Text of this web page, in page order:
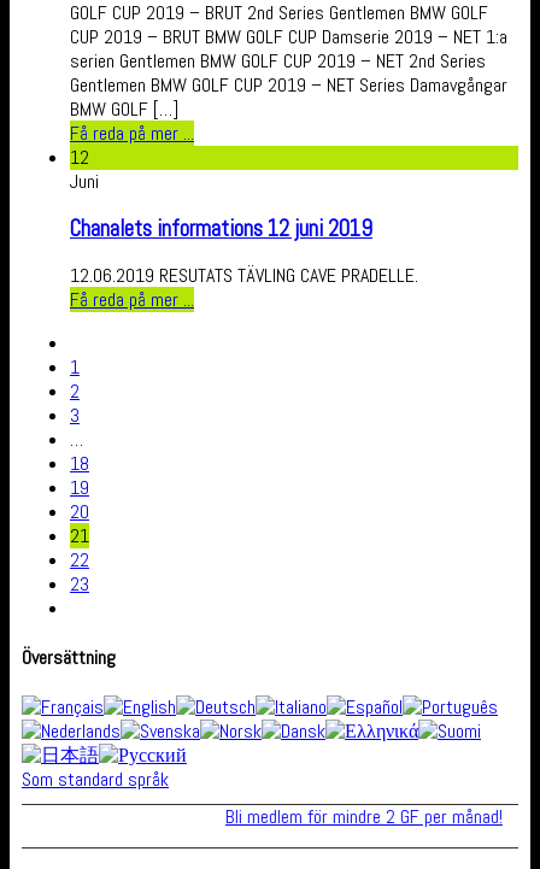
GOLF CUP 2019 – BRUT 2nd Series Gentlemen BMW GOLF
CUP 2019 – BRUT BMW GOLF CUP Damserie 2019 – NET 1:a
serien Gentlemen BMW GOLF CUP 2019 – NET 2nd Series
Gentlemen BMW GOLF CUP 2019 – NET Series Damavgångar
BMW GOLF […]
Få reda på mer ...
12
Juni
Chanalets informations 12 juni 2019
12.06.2019 RESUTATS TÄVLING CAVE PRADELLE.
Få reda på mer ...
1
2
3
…
18
19
20
21
22
23
Översättning
Som standard språk
Bli medlem för mindre 2 GF per månad!